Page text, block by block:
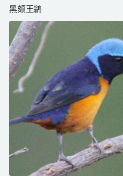
黑颏王鹟